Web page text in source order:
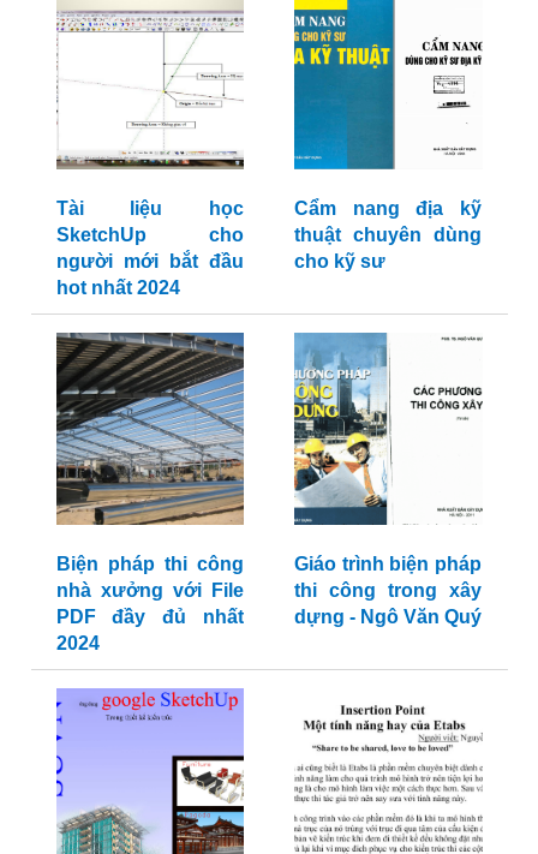
Tài liệu học
SketchUp cho
người mới bắt đầu
hot nhất 2024
Cẩm nang địa kỹ
thuật chuyên dùng
cho kỹ sư
Biện pháp thi công
nhà xưởng với File
PDF đầy đủ nhất
2024
Giáo trình biện pháp
thi công trong xây
dựng - Ngô Văn Quý